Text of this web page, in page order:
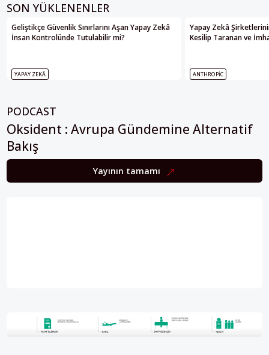
SON YÜKLENENLER
Geliştikçe Güvenlik Sınırlarını Aşan Yapay Zekâ
İnsan Kontrolünde Tutulabilir mi?
YAPAY ZEKÂ
Yapay Zekâ
Kesilip Taranan ve
ANTHROPIC
PODCAST
Oksident : Avrupa Gündemine Alternatif
Bakış
Yayının tamamı